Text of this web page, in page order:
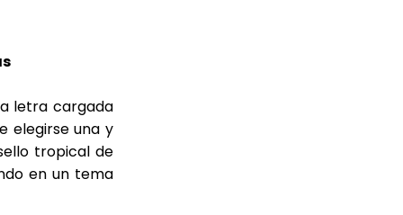
letra cargada
elegirse una y
tropical de
en un tema